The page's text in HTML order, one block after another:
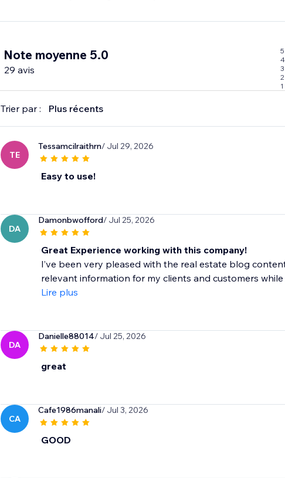
Note moyenne 5.0
29 avis
5
4
3
2
1
Trier par : Plus récents
TE
Tessamcilraithrn/ Jul 29, 2026
Easy to use!
DA
Damonbwofford/ Jul 25, 2026
Great Experience working with this company!
I’ve been very pleased with the real estate blog
relevant information for my clients and customers
Lire plus
DA
Danielle88014/ Jul 25, 2026
great
CA
Cafe1986manali/ Jul 3, 2026
GOOD